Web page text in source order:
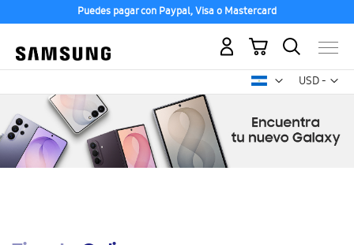
Puedes pagar con Paypal, Visa o Mastercard
USD -
dólar
Mi carrito